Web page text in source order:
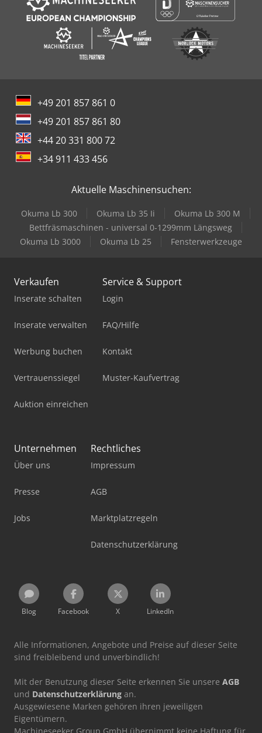
+49 201 857 861 0
+49 201 857 861 80
+44 20 331 800 72
+34 911 433 456
Aktuelle Maschinensuchen:
Okuma Lb 300 Okuma Lb 35 Ii
Okuma Lb 300 M
Bettfräsmaschinen - universal 0-1299mm Längsweg
Okuma Lb 3000
Okuma Lb 25 Fensterwerkzeuge
Verkaufen
Inserate schalten
Inserate verwalten
Werbung buchen
Vertrauenssiegel
Auktion einreichen
Service & Support
Login
FAQ/Hilfe
Kontakt
Muster-Kaufvertrag
Unternehmen
Über uns
Presse
Jobs
Rechtliches
Impressum
AGB
Marktplatzregeln
Datenschutzerklärung
Blog Facebook X LinkedIn
Alle Informationen, Angebote und Preise auf dieser Seite
sind freibleibend und unverbindlich!
Mit der Benutzung dieser Seite erkennen Sie unsere AGB
und Datenschutzerklärung an.
Ausgewiesene Marken gehören ihren jeweiligen
Eigentümern.